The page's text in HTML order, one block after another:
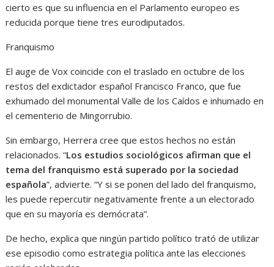
cierto es que su influencia en el Parlamento europeo es
reducida porque tiene tres eurodiputados.
Franquismo
El auge de Vox coincide con el traslado en octubre de los
restos del exdictador español Francisco Franco, que fue
exhumado del monumental Valle de los Caídos e inhumado en
el cementerio de Mingorrubio.
Sin embargo, Herrera cree que estos hechos no están
relacionados. “Los estudios sociológicos afirman que el
tema del franquismo está superado por la sociedad
española”, advierte. “Y si se ponen del lado del franquismo,
les puede repercutir negativamente frente a un electorado
que en su mayoría es demócrata”.
De hecho, explica que ningún partido político trató de utilizar
ese episodio como estrategia política ante las elecciones